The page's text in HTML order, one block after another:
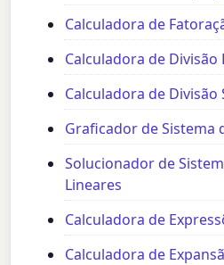
Calculadora de
Calculadora de
Calculadora de Divisão
Graficador de Sistema
Solucionador de
Lineares
Calculadora de
Calculadora de